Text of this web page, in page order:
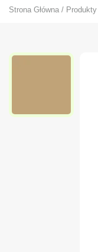
Strona Główna / Produkty